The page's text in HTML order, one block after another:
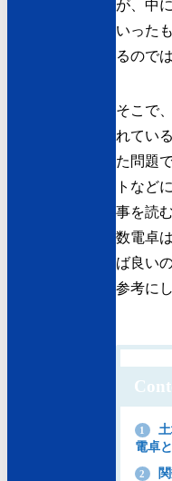
が、中
いった
るので
そこで
れてい
た問題
トなど
事を読
数電卓
ば良い
参考に
1
電卓
2